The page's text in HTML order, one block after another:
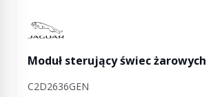
Manufactured by Jaguar
Moduł sterujący świec żarowych
C2D2636GEN